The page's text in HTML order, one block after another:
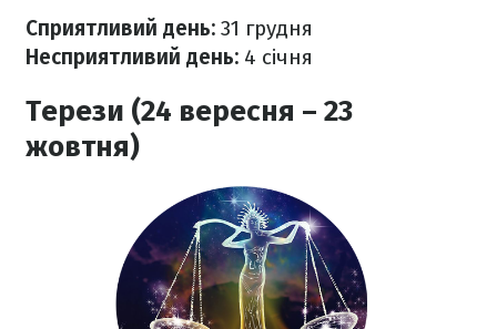
Сприятливий день: 31 грудня
Несприятливий день: 4 січня
Терези (24 вересня – 23
жовтня)